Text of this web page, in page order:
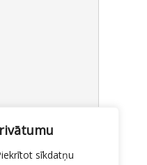
sīkdatņu